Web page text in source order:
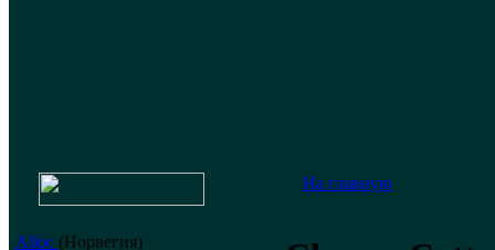
Alloc (Норвегия)
На главную